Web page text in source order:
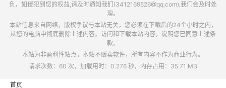
负，如侵犯到您的权益,请及时通知我们(3412169526@qq.com),我们会及时处
理。
本站信息来自网络，版权争议与本站无关，您必须在下载后的24个小时之内，
从您的电脑中彻底删除上述内容。访问和下载本站内容，说明您已同意上述条
款。
本站为非盈利性站点，本站不贩卖软件，所有内容不作为商业行为。
请求次数：60 次，加载用时：0.276 秒，内存占用：35.71 MB
首页